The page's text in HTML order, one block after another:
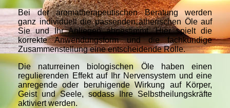
Bei der aromatherapeutischen Beratung werden
ganz individuell die passenden ätherischen Öle auf
Sie und Ihr Anliegen abgestimmt. Hier spielt die
korrekte Anwendungsform und die fachkundige
Zusammenstellung eine entscheidende Rolle.
Die naturreinen biologischen Öle haben einen
regulierenden Effekt auf Ihr Nervensystem und eine
anregende oder beruhigende Wirkung auf Körper,
Geist und Seele, sodass Ihre Selbstheilungskräfte
aktiviert werden.